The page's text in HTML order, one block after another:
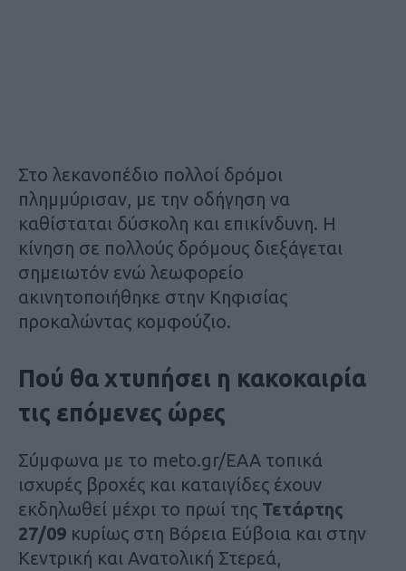
Στο λεκανοπέδιο πολλοί δρόμοι
πλημμύρισαν, με την οδήγηση να
καθίσταται δύσκολη και επικίνδυνη. Η
κίνηση σε πολλούς δρόμους διεξάγεται
σημειωτόν ενώ λεωφορείο
ακινητοποιήθηκε στην Κηφισίας
προκαλώντας κομφούζιο.
Πού θα χτυπήσει η κακοκαιρία
τις επόμενες ώρες
Σύμφωνα με το meto.gr/EAA τοπικά
ισχυρές βροχές και καταιγίδες έχουν
εκδηλωθεί μέχρι το πρωί της Τετάρτης
27/09 κυρίως στη Βόρεια Εύβοια και στην
Κεντρική και Ανατολική Στερεά,